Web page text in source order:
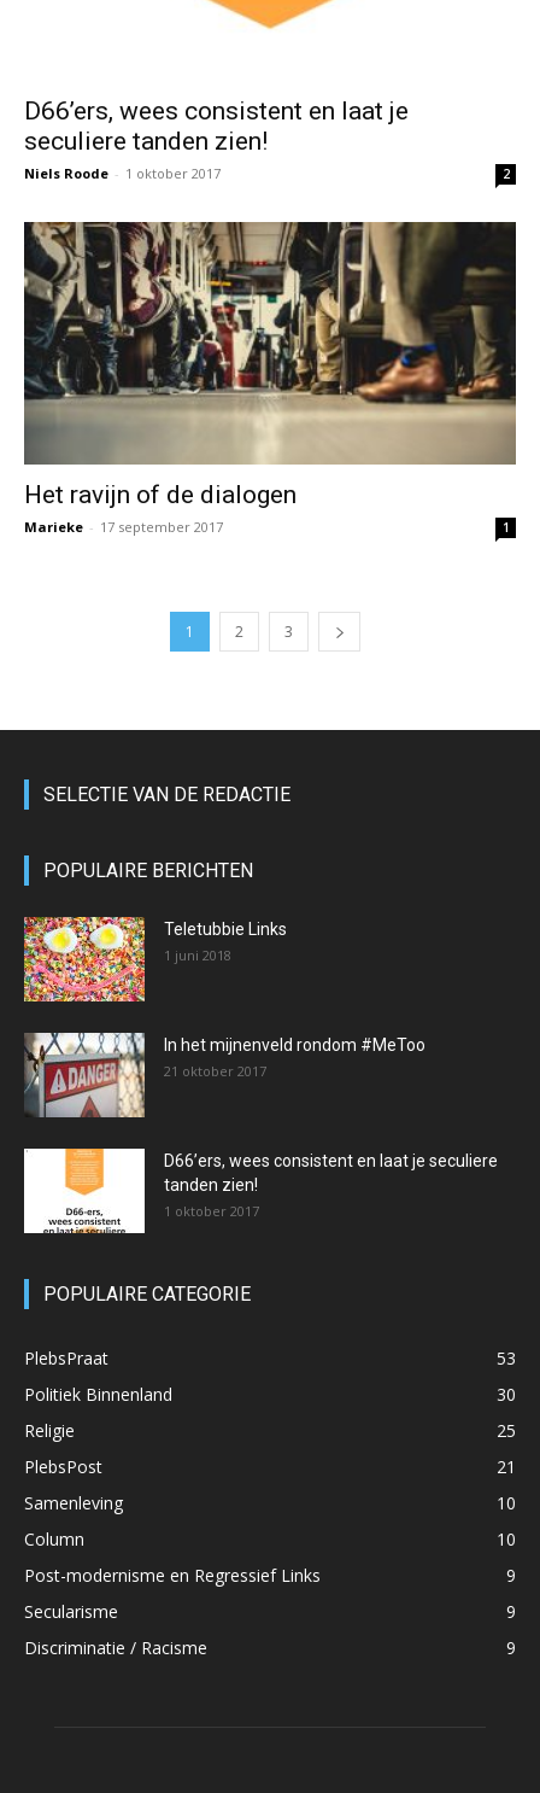
D66’ers, wees consistent en laat je
seculiere tanden zien!
Niels Roode - 1 oktober 2017 2
Het ravijn of de dialogen
Marieke - 17 september 2017 1
1 2 3
SELECTIE VAN DE REDACTIE
POPULAIRE BERICHTEN
Teletubbie Links
1 juni 2018
In het mijnenveld rondom #MeToo
21 oktober 2017
D66’ers, wees consistent en laat je seculiere
tanden zien!
1 oktober 2017
POPULAIRE CATEGORIE
PlebsPraat
53
Politiek Binnenland
30
Religie
25
PlebsPost
21
Samenleving
10
Column
10
Post-modernisme en Regressief Links
9
Secularisme
9
Discriminatie / Racisme
9